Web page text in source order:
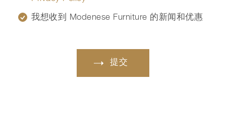
我想收到 Modenese Furniture 的新闻和优惠
提交